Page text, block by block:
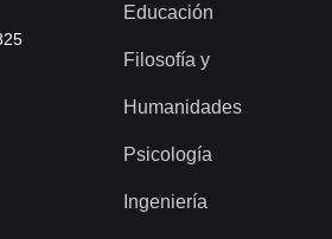
Educación
Filosofía y
Humanidades
Psicología
Ingeniería